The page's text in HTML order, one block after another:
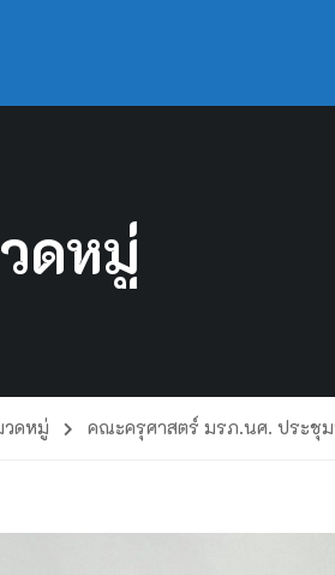
ดหมู่
ดหมู่ คณะครุศาสตร์ มรภ.นศ. ประชุ